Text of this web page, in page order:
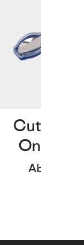
Cutlery
Ab € 8,69